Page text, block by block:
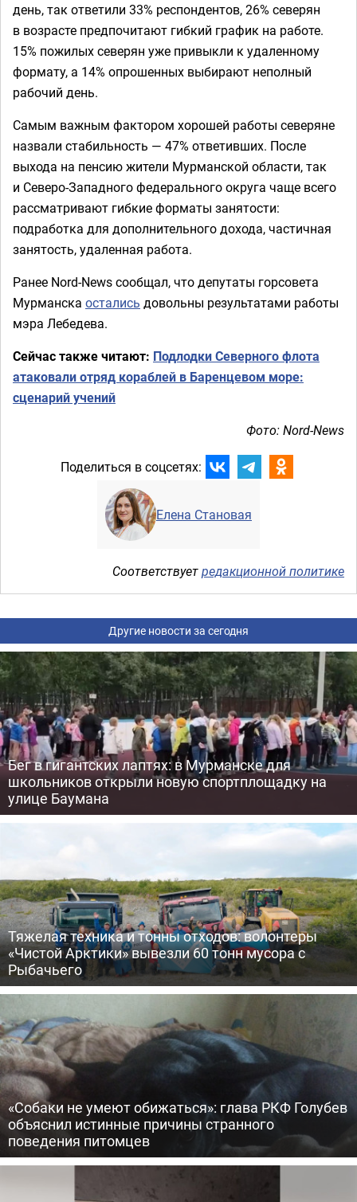
день, так ответили 33% респондентов, 26% северян
в возрасте предпочитают гибкий график на работе.
15% пожилых северян уже привыкли к удаленному
формату, а 14% опрошенных выбирают неполный
рабочий день.
Самым важным фактором хорошей работы северяне
назвали стабильность — 47% ответивших. После
выхода на пенсию жители Мурманской области, так
и Северо-Западного федерального округа чаще всего
рассматривают гибкие форматы занятости:
подработка для дополнительного дохода, частичная
занятость, удаленная работа.
Ранее Nord-News сообщал, что депутаты горсовета
Мурманска остались довольны результатами работы
мэра Лебедева.
Сейчас также читают: Подлодки Северного флота
атаковали отряд кораблей в Баренцевом море:
сценарий учений
Фото: Nord-News
Поделиться в соцсетях:
Елена Становая
Соответствуетредакционной политике
Другие новости за сегодня
Бег в гигантских лаптях: в Мурманске для
школьников открыли новую спортплощадку на
улице Баумана
Тяжелая техника и тонны отходов: волонтеры
«Чистой Арктики» вывезли 60 тонн мусора с
Рыбачьего
«Собаки не умеют обижаться»: глава РКФ Голубев
объяснил истинные причины странного
поведения питомцев